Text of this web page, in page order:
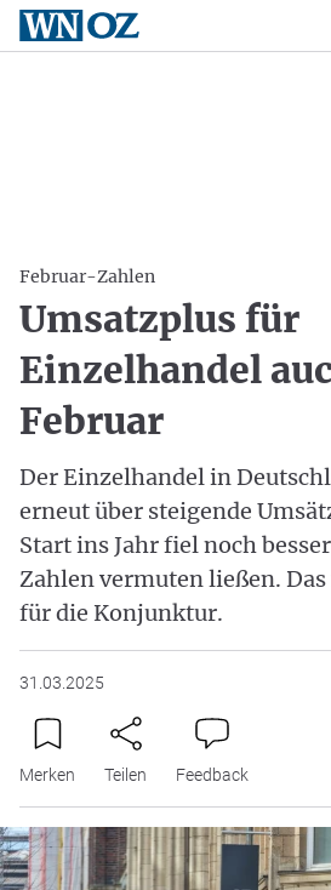
Februar-Zahlen
Umsatzplus für
Einzelhandel
Februar
Der Einzelhandel in
erneut über steigende
Start ins Jahr fiel noch
Zahlen vermuten ließen.
für die Konjunktur.
31.03.2025
Merken Teilen Feedback